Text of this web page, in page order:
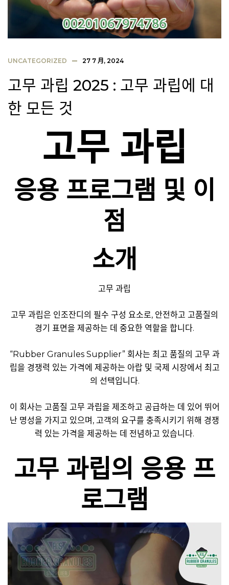
UNCATEGORIZED 27 7 月, 2024
고무 과립 2025 : 고무 과립에 대
한 모든 것
고무 과립
응용 프로그램 및 이
점
소개
고무 과립
고무 과립은 인조잔디의 필수 구성 요소로, 안전하고 고품질의
경기 표면을 제공하는 데 중요한 역할을 합니다.
“Rubber Granules Supplier” 회사는 최고 품질의 고무 과
립을 경쟁력 있는 가격에 제공하는 아랍 및 국제 시장에서 최고
의 선택입니다.
이 회사는 고품질 고무 과립을 제조하고 공급하는 데 있어 뛰어
난 명성을 가지고 있으며, 고객의 요구를 충족시키기 위해 경쟁
력 있는 가격을 제공하는 데 전념하고 있습니다.
고무 과립의 응용 프
로그램